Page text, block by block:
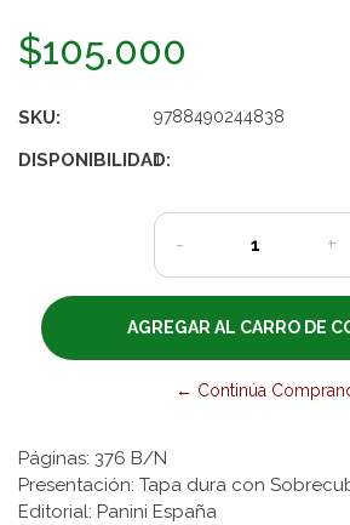
$105.000
SKU: 9788490244838
DISPONIBILIDAD:
1
- +
← Continúa
Páginas: 376 B/N
Presentación: Tapa dura con
Editorial: Panini España